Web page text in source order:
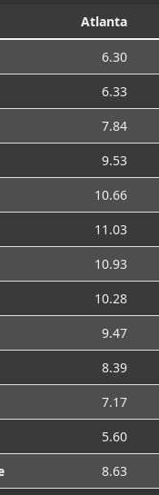
Atlanta
6.30
6.33
7.84
9.53
10.66
11.03
10.93
10.28
9.47
8.39
7.17
5.60
8.63